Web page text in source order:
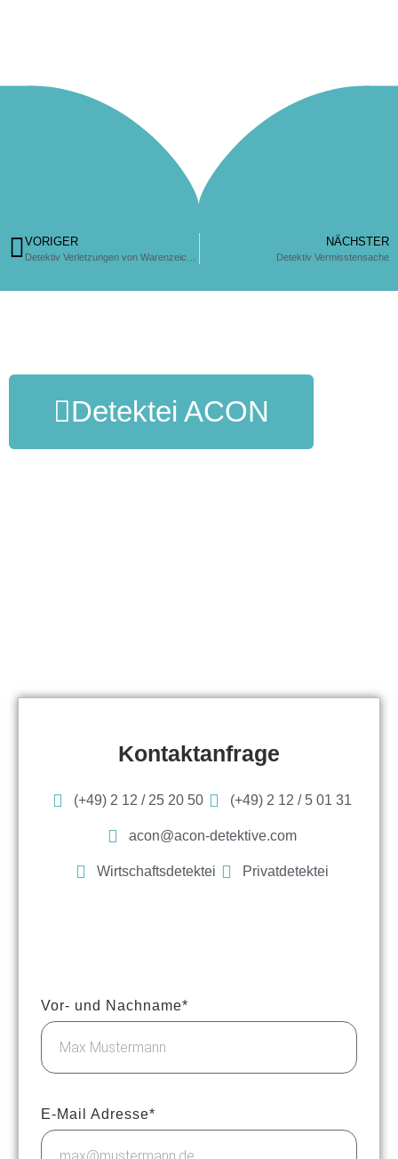
VORIGER NÄCHSTER
Detektiv Vermisstensache
Detektei ACON
Kontaktanfrage
(+49) 2 12 / 25 20 50 (+49) 2 12 / 5 01 31
acon@acon-detektive.com
Wirtschaftsdetektei Privatdetektei
Vor- und Nachname*
E-Mail Adresse*